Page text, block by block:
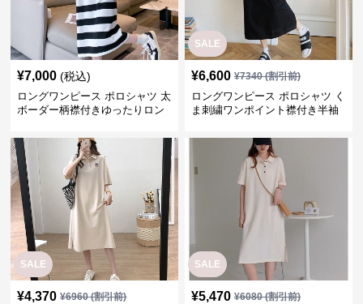
¥7,000 (税込)
ロングワンピース ポロシャツ 太
ボーダー柄襟付きゆったりロン
SALE
¥6,600 ¥7340(割引前)
ロングワンピース ポロシャツ く
ま刺繍ワンポイント襟付き半袖
SALE
¥4,370 ¥6960(割引前)
SALE
¥5,470 ¥6080(割引前)